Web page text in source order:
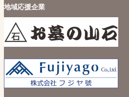
地域応援企業